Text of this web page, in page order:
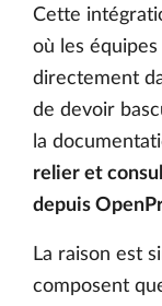
Cette
où les
directement
de devoir
la
relier et
depuis
La raison est
composent